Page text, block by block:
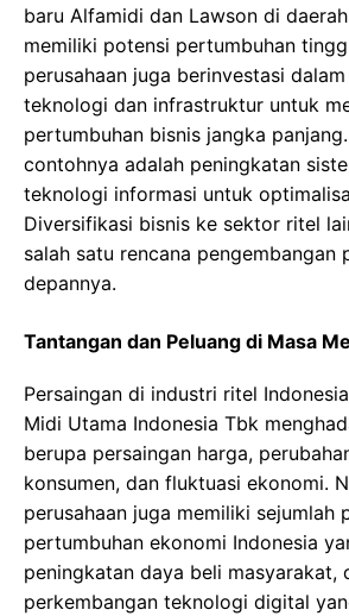
baru Alfamidi dan Lawson di
memiliki potensi pertumbuhan
perusahaan juga berinvestasi
teknologi dan infrastruktur untuk
pertumbuhan bisnis jangka
contohnya adalah peningkatan
teknologi informasi untuk
Diversifikasi bisnis ke sektor ritel
salah satu rencana pengembangan
depannya.
Tantangan dan Peluang di Masa
Persaingan di industri ritel
Midi Utama Indonesia Tbk
berupa persaingan harga,
konsumen, dan fluktuasi ekonomi.
perusahaan juga memiliki sejumlah
pertumbuhan ekonomi Indonesia
peningkatan daya beli masyarakat,
perkembangan teknologi digital